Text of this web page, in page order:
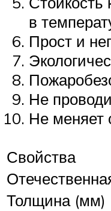
в
Прост и
Не
Не меняет
Свойства
Толщина (мм)